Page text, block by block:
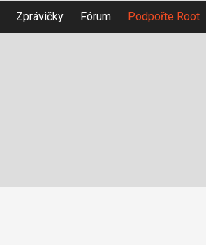
Zprávičky Fórum Podpořte Root